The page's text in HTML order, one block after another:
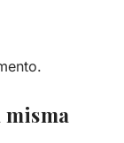
misma